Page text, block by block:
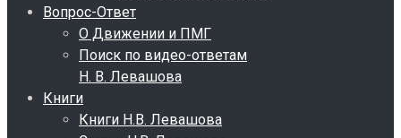
Вопрос-Ответ
О Движении и ПМГ
Поиск по видео-ответам
Н. В. Левашова
Книги
Книги Н.В. Левашова